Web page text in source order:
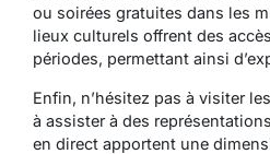
ou soirées gratuites dans les
lieux culturels offrent des
périodes, permettant ainsi
Enfin, n’hésitez pas à visiter les
à assister à des
en direct apportent une